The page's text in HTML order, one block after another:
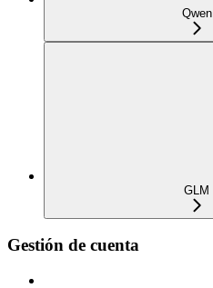
Qwen
GLM
Gestión de cuenta